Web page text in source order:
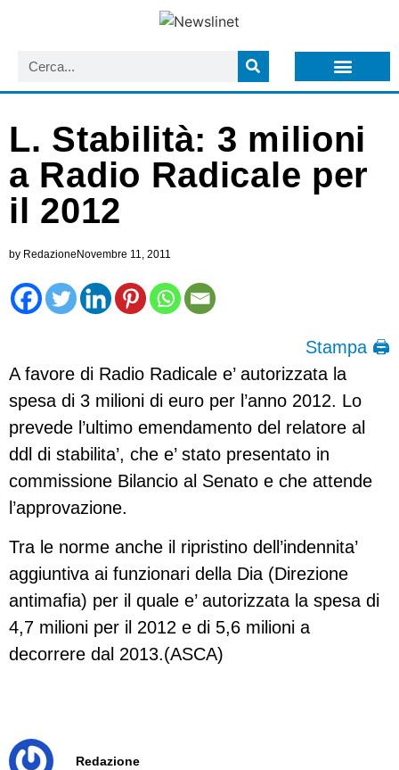
L. Stabilità: 3 milioni
a Radio Radicale per
il 2012
by RedazioneNovembre 11, 2011
Stampa 🖨
A favore di Radio Radicale e’ autorizzata la
spesa di 3 milioni di euro per l’anno 2012. Lo
prevede l’ultimo emendamento del relatore al
ddl di stabilita’, che e’ stato presentato in
commissione Bilancio al Senato e che attende
l’approvazione.
Tra le norme anche il ripristino dell’indennita’
aggiuntiva ai funzionari della Dia (Direzione
antimafia) per il quale e’ autorizzata la spesa di
4,7 milioni per il 2012 e di 5,6 milioni a
decorrere dal 2013.(ASCA)
Redazione